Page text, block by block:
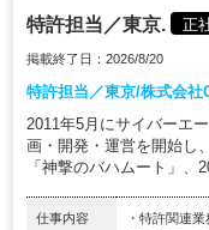
特許担当／東京. 正
掲載終了日：2026/8/20
特許担当／東京/株式会社
2011年5月にサイバーエ
画・開発・運営を開始し
「神撃のバハムート」、
仕事内容
・特許関連